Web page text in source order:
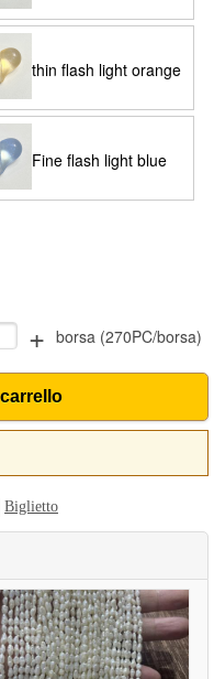
thin flash light orange
Fine flash light blue
+ borsa (270PC/borsa)
Biglietto